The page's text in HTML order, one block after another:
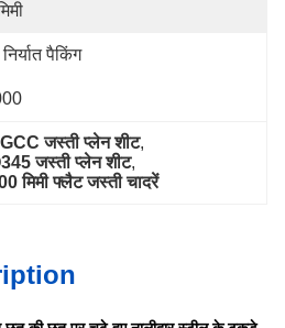
पैकिंग
जस्ती प्लेन शीट,
जस्ती प्लेन शीट,
मिमी फ्लैट जस्ती चादरें